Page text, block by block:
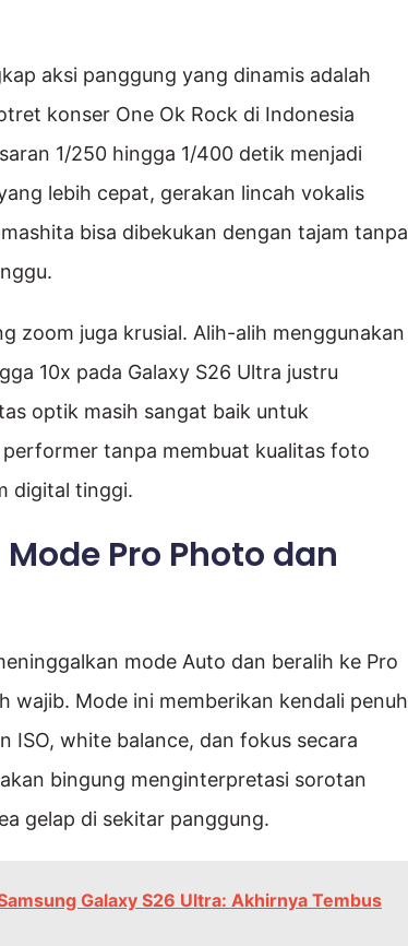
aksi panggung yang dinamis adalah
konser One Ok Rock di Indonesia
1/250 hingga 1/400 detik menjadi
lebih cepat, gerakan lincah vokalis
bisa dibekukan dengan tajam tanpa
zoom juga krusial. Alih-alih menggunakan
10x pada Galaxy S26 Ultra justru
optik masih sangat baik untuk
tanpa membuat kualitas foto
digital tinggi.
Pro Photo dan
mode Auto dan beralih ke Pro
wajib. Mode ini memberikan kendali penuh
ISO, white balance, dan fokus secara
bingung menginterpretasi sorotan
gelap di sekitar panggung.
Galaxy S26 Ultra: Akhirnya Tembus